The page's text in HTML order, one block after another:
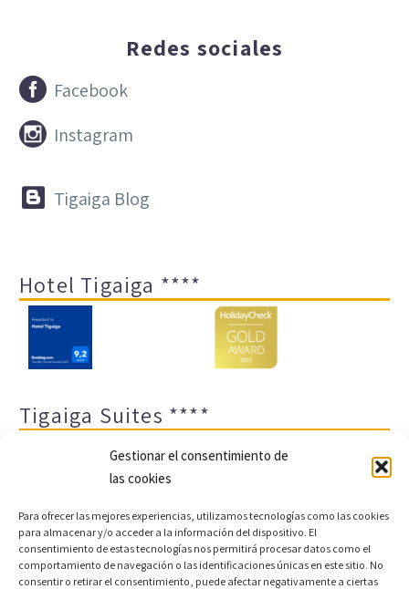
Gestionar el consentimiento de
las cookies
Para ofrecer las mejores experiencias, utilizamos tecnologías como las cookies
para almacenar y/o acceder a la información del dispositivo. El
consentimiento de estas tecnologías nos permitirá procesar datos como el
comportamiento de navegación o las identificaciones únicas en este sitio. No
consentir o retirar el consentimiento, puede afectar negativamente a ciertas
Redes sociales

 Facebook

 Instagram

 Tigaiga Blog
Hotel Tigaiga ****
Tigaiga Suites ****
Aviso legal y política de privacidad Transparencia